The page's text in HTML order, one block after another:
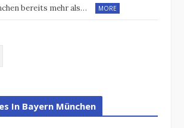
bereits mehr als…
MORE
In Bayern München